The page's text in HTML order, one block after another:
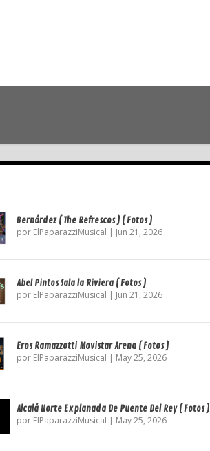
Bernárdez ( The Refrescos ) ( Fotos )
por ElPaparazziMusical | Jun 21, 2026
Abel Pintos Sala la Riviera ( Fotos )
por ElPaparazziMusical | Jun 21, 2026
Eros Ramazzotti Movistar Arena ( Fotos )
por ElPaparazziMusical | May 25, 2026
Alcalá Norte Explanada De Puente Del Rey ( Fotos )
por ElPaparazziMusical | May 25, 2026